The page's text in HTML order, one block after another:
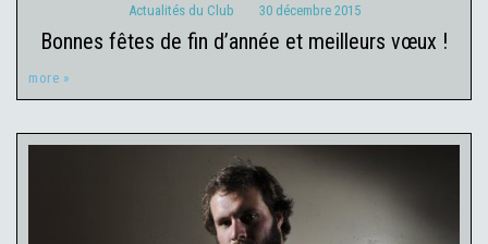
Actualités du Club 30 décembre 2015
bonnes fêtes de fin d’année et meilleurs vœux !
more »